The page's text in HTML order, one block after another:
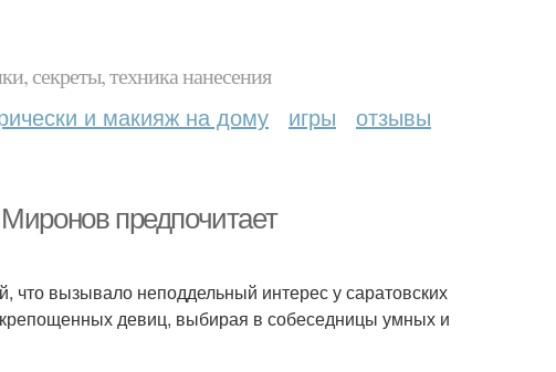
секреты, техника нанесения
и макияж на дому игры отзывы
предпочитает
вызывало неподдельный интерес у саратовских
девиц, выбирая в собеседницы умных и